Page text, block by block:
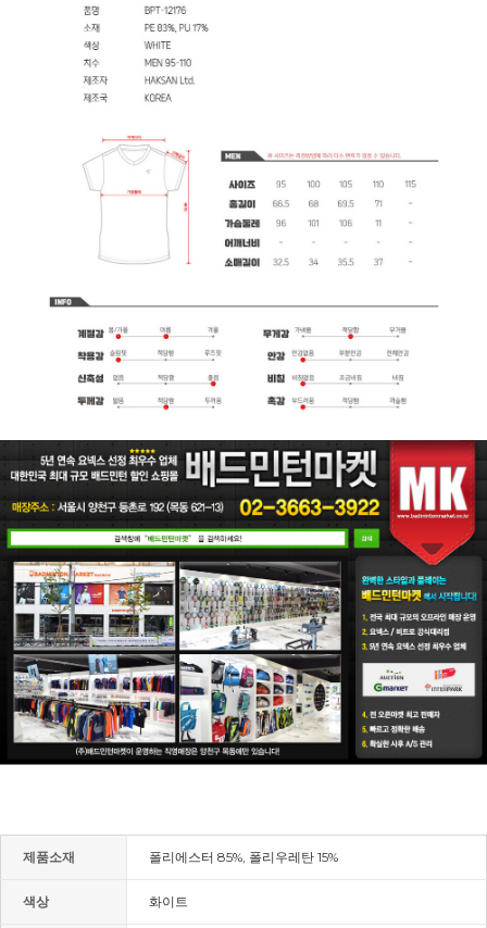
제품소재 폴리에스터 85%, 폴리우레탄 15%
색상 화이트